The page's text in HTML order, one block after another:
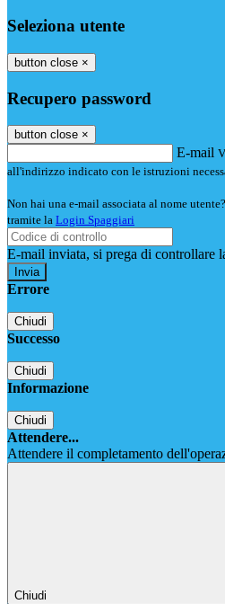
Seleziona utente
button close ×
Recupero password
button close ×
E-mail
all'indirizzo indicato con le istruzioni
Non hai una e-mail associata al nome
tramite la Login Spaggiari
E-mail inviata, si prega di controllare
Errore
Chiudi
Successo
Chiudi
Informazione
Chiudi
Attendere...
Attendere il completamento
Chiudi